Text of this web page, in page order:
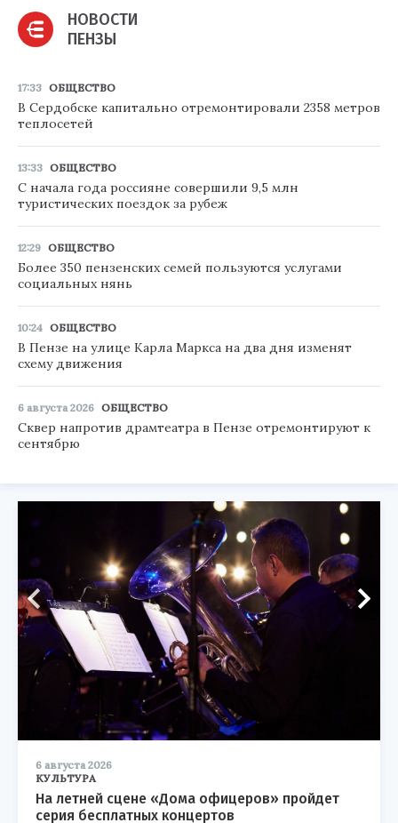
НОВОСТИ
ПЕНЗЫ
17:33 ОБЩЕСТВО
В Сердобске капитально отремонтировали 2358 метров
теплосетей
13:33 ОБЩЕСТВО
С начала года россияне совершили 9,5 млн
туристических поездок за рубеж
12:29 ОБЩЕСТВО
Более 350 пензенских семей пользуются услугами
социальных нянь
10:24 ОБЩЕСТВО
В Пензе на улице Карла Маркса на два дня изменят
схему движения
6 августа 2026 ОБЩЕСТВО
Сквер напротив драмтеатра в Пензе отремонтируют к
сентябрю
6 августа 2026
КУЛЬТУРА
На летней сцене «Дома офицеров» пройдет
серия бесплатных концертов